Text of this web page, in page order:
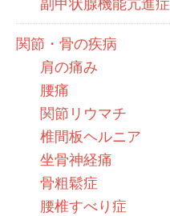
関節・骨の疾病
肩の痛み
腰痛
関節リウマチ
椎間板ヘルニア
坐骨神経痛
骨粗鬆症
腰椎すべり症